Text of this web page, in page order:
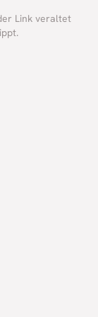
Link veraltet